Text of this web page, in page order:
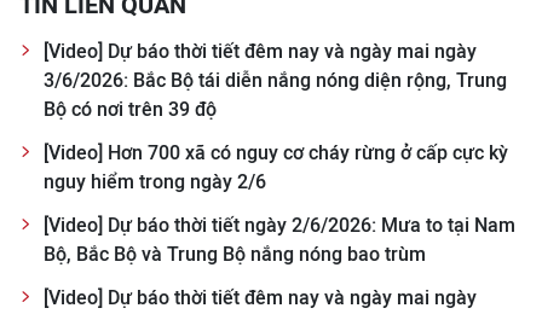
RADIO
MEDIA CENTER
E-Magazine
Video
Media Chính trị
Media Kinh tế
[Video] Dự báo thời tiết đêm nay và ngày mai ngày
3/6/2026: Bắc Bộ tái diễn nắng nóng diện rộng, Trung
Bộ có nơi trên 39 độ
[Video] Hơn 700 xã có nguy cơ cháy rừng ở cấp cực kỳ
nguy hiểm trong ngày 2/6
[Video] Dự báo thời tiết ngày 2/6/2026: Mưa to tại Nam
Bộ, Bắc Bộ và Trung Bộ nắng nóng bao trùm
[Video] Dự báo thời tiết đêm nay và ngày mai ngày